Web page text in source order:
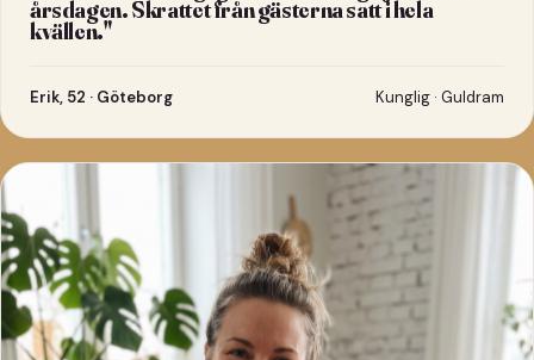
årsdagen. Skrattet från gästerna satt i hela
kvällen."
Erik, 52 · Göteborg Kunglig · Guldram